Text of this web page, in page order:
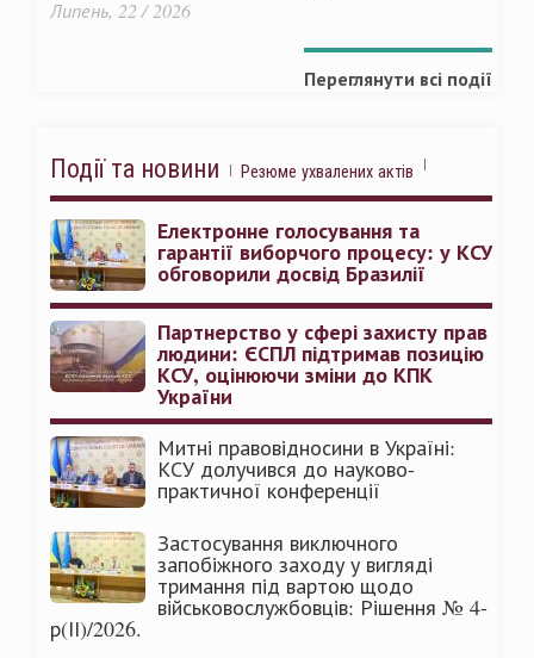
Липень, 22 / 2026
Переглянути всі події
Події та новини Резюме ухвалених актів
Електронне голосування та
гарантії виборчого процесу: у КСУ
обговорили досвід Бразилії
Партнерство у сфері захисту прав
людини: ЄСПЛ підтримав позицію
КСУ, оцінюючи зміни до КПК
України
Митні правовідносини в Україні:
КСУ долучився до науково-
практичної конференції
Застосування виключного
запобіжного заходу у вигляді
тримання під вартою щодо
військовослужбовців: Рішення № 4-
р(ІІ)/2026.